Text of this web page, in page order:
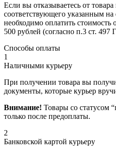
Если вы отказываетесь от
соответствующего указанным на
необходимо оплатить стоимость
500 рублей (согласно п.3 ст.
Способы оплаты
1
Наличными курьеру
При получении товара вы
документы, которые курьер
Внимание! Товары со статусом
только после предоплаты.
2
Банковской картой курьеру